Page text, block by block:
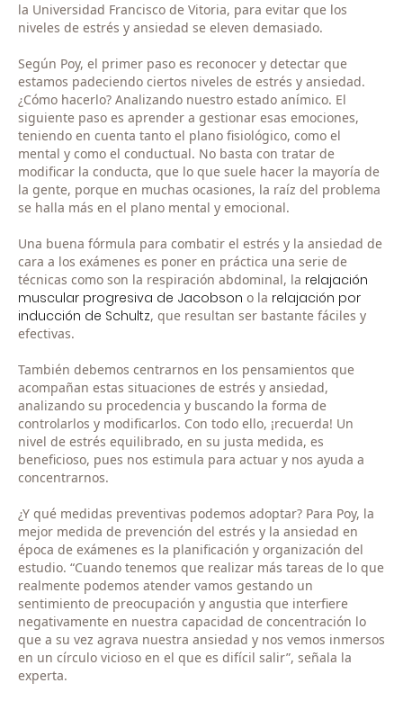
la Universidad Francisco de Vitoria, para evitar que los
niveles de estrés y ansiedad se eleven demasiado.
Según Poy, el primer paso es reconocer y detectar que
estamos padeciendo ciertos niveles de estrés y ansiedad.
¿Cómo hacerlo? Analizando nuestro estado anímico. El
siguiente paso es aprender a gestionar esas emociones,
teniendo en cuenta tanto el plano fisiológico, como el
mental y como el conductual. No basta con tratar de
modificar la conducta, que lo que suele hacer la mayoría de
la gente, porque en muchas ocasiones, la raíz del problema
se halla más en el plano mental y emocional.
Una buena fórmula para combatir el estrés y la ansiedad de
cara a los exámenes es poner en práctica una serie de
técnicas como son la respiración abdominal, la relajación
muscular progresiva de Jacobson o la relajación por
inducción de Schultz, que resultan ser bastante fáciles y
efectivas.
También debemos centrarnos en los pensamientos que
acompañan estas situaciones de estrés y ansiedad,
analizando su procedencia y buscando la forma de
controlarlos y modificarlos. Con todo ello, ¡recuerda! Un
nivel de estrés equilibrado, en su justa medida, es
beneficioso, pues nos estimula para actuar y nos ayuda a
concentrarnos.
¿Y qué medidas preventivas podemos adoptar? Para Poy, la
mejor medida de prevención del estrés y la ansiedad en
época de exámenes es la planificación y organización del
estudio. “Cuando tenemos que realizar más tareas de lo que
realmente podemos atender vamos gestando un
sentimiento de preocupación y angustia que interfiere
negativamente en nuestra capacidad de concentración lo
que a su vez agrava nuestra ansiedad y nos vemos inmersos
en un círculo vicioso en el que es difícil salir”, señala la
experta.